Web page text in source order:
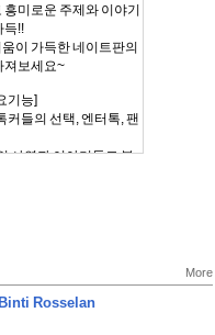
미로운 주제와 이야기
득!!
이 가득한 네이트판의
져보세요~
기능]
커들의 선택, 엔터톡, 팬
사연과 이야기들도 볼
기도 공유해보세요
서 나누자
스타와 연예인에 대해
고 공감을 나눌 수 있어
More
Rosselan